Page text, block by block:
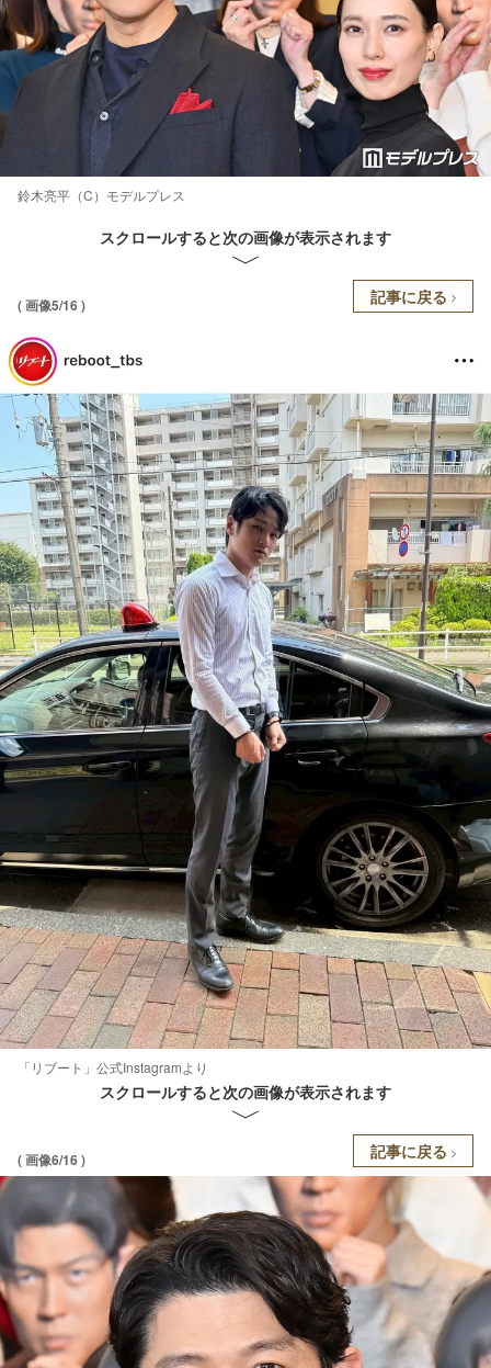
鈴木亮平（C）モデルプレス
スクロールすると次の画像が表示されます
( 画像5/16 ) 記事に戻る
「リブート」公式Instagramより
スクロールすると次の画像が表示されます
( 画像6/16 ) 記事に戻る